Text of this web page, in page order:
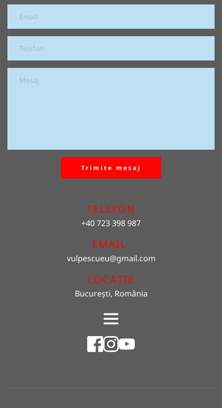
Trimite mesaj
TELEFON
+40 723 398 987
EMAIL
vulpescueu@gmail.com
LOCAȚIE
București, România